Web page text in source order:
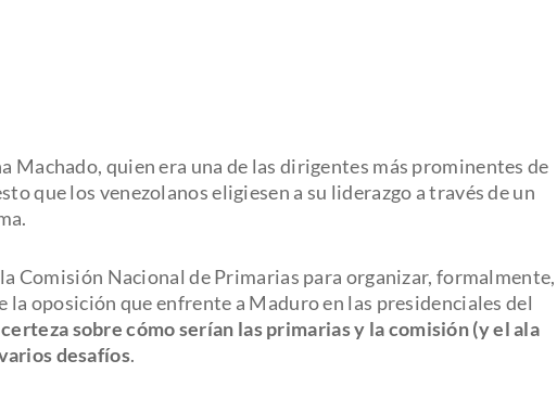
Machado, quien era una de las dirigentes más prominentes de
que los venezolanos eligiesen a su liderazgo a través de un
Comisión Nacional de Primarias para organizar, formalmente,
la oposición que enfrente a Maduro en las presidenciales del
sobre cómo serían las primarias y la comisión (y el ala
desafíos.